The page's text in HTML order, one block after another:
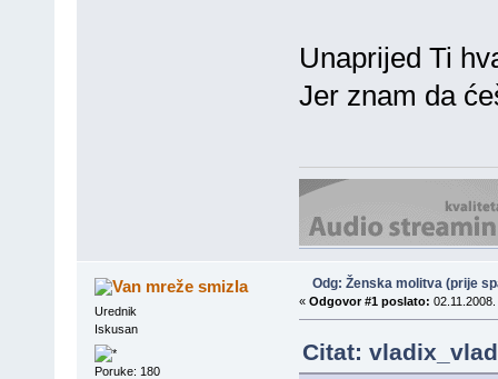
Unaprijed Ti
Jer znam da
smizla
Urednik
Iskusan
Poruke: 180
Odg: Ženska molitva (prije
« Odgovor #1 poslato:
Citat: